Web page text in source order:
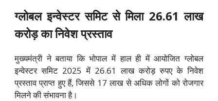
ग्लोबल इन्वेस्टर समिट से मिला 26.61 लाख
करोड़ का निवेश प्रस्ताव
मुख्यमंत्री ने बताया कि भोपाल में हाल ही में आयोजित ग्लोबल
इन्वेस्टर समिट 2025 में 26.61 लाख करोड़ रुपए के निवेश
प्रस्ताव प्राप्त हुए हैं, जिससे 17 लाख से अधिक लोगों को रोजगार
मिलने की संभावना है।